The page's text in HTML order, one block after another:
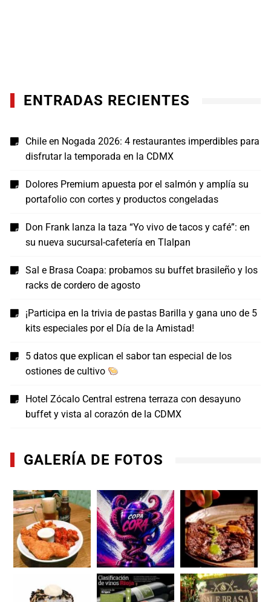
ENTRADAS RECIENTES
Chile en Nogada 2026: 4 restaurantes imperdibles para
disfrutar la temporada en la CDMX
Dolores Premium apuesta por el salmón y amplía su
portafolio con cortes y productos congeladas
Don Frank lanza la taza “Yo vivo de tacos y café”: en
su nueva sucursal-cafetería en Tlalpan
Sal e Brasa Coapa: probamos su buffet brasileño y los
racks de cordero de agosto
¡Participa en la trivia de pastas Barilla y gana uno de 5
kits especiales por el Día de la Amistad!
5 datos que explican el sabor tan especial de los
ostiones de cultivo
Hotel Zócalo Central estrena terraza con desayuno
buffet y vista al corazón de la CDMX
GALERÍA DE FOTOS